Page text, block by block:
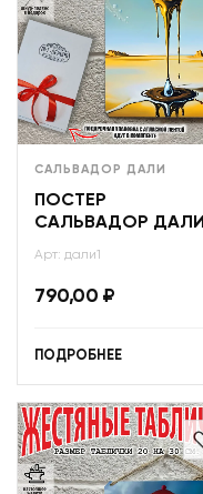
САЛЬВАДОР ДАЛИ
ПОСТЕР
САЛЬВАДОР ДАЛИ
Арт: дали1
790,00 ₽
ПОДРОБНЕЕ